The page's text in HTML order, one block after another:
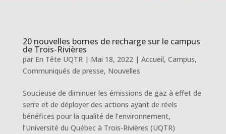
20 nouvelles bornes de recharge sur le campus
de Trois-Rivières
par En Tête UQTR| Mai 18, 2022| Accueil, Campus,
Communiqués de presse, Nouvelles
Soucieuse de diminuer les émissions de gaz à effet de
serre et de déployer des actions ayant de réels
bénéfices pour la qualité de l’environnement,
l’Université du Québec à Trois‑Rivières (UQTR)